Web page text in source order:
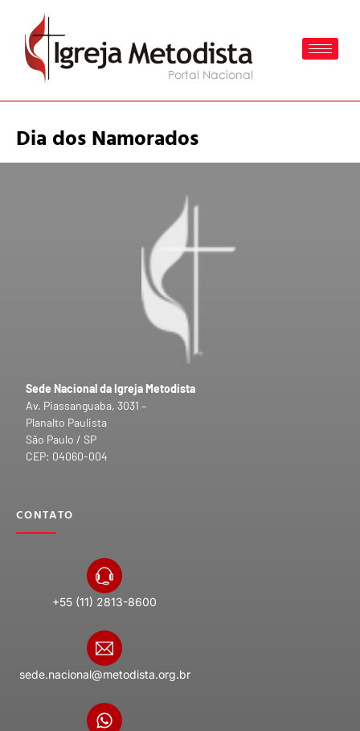
Dia dos Namorados
Sede Nacional da Igreja Metodista
Av. Piassanguaba, 3031 –
Planalto Paulista
São Paulo / SP
CEP: 04060-004
CONTATO
+55 (11) 2813-8600
sede.nacional@metodista.org.br